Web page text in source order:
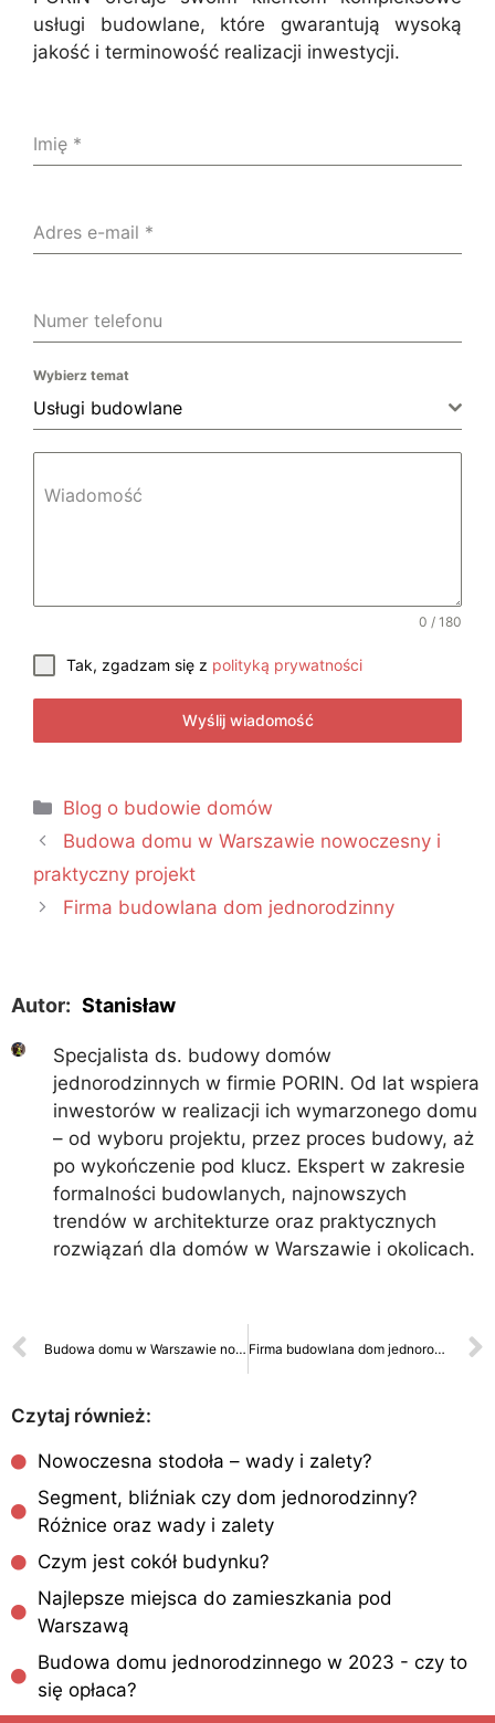
usługi budowlane, które gwarantują wysoką
jakość i terminowość realizacji inwestycji.
Imię *
Adres e-mail *
Numer telefonu
Wybierz temat
Usługi budowlane
Wiadomość
0 / 180
Tak, zgadzam się z polityką prywatności
Wyślij wiadomość
Blog o budowie domów
Budowa domu w Warszawie nowoczesny i
praktyczny projekt
Firma budowlana dom jednorodzinny
Autor: Stanisław
Specjalista ds. budowy domów
jednorodzinnych w firmie PORIN. Od lat wspiera
inwestorów w realizacji ich wymarzonego domu
– od wyboru projektu, przez proces budowy, aż
po wykończenie pod klucz. Ekspert w zakresie
formalności budowlanych, najnowszych
trendów w architekturze oraz praktycznych
rozwiązań dla domów w Warszawie i okolicach.
Budowa domu w Warszawie nowoczesny i praktyczny projekt Firma budowlana dom jednorodzinny
Czytaj również:
Nowoczesna stodoła – wady i zalety?
Segment, bliźniak czy dom jednorodzinny?
Różnice oraz wady i zalety
Czym jest cokół budynku?
Najlepsze miejsca do zamieszkania pod
Warszawą
Budowa domu jednorodzinnego w 2023 - czy to
się opłaca?